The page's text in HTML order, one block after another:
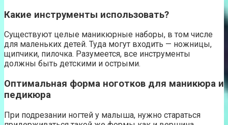
Какие инструменты использовать?
Существуют целые маникюрные наборы, в том числе
для маленьких детей. Туда могут входить — ножницы,
щипчики, пилочка. Разумеется, все инструменты
должны быть детскими и острыми.
Оптимальная форма ноготков для маникюра и
педикюра
При подрезании ногтей у малыша, нужно стараться